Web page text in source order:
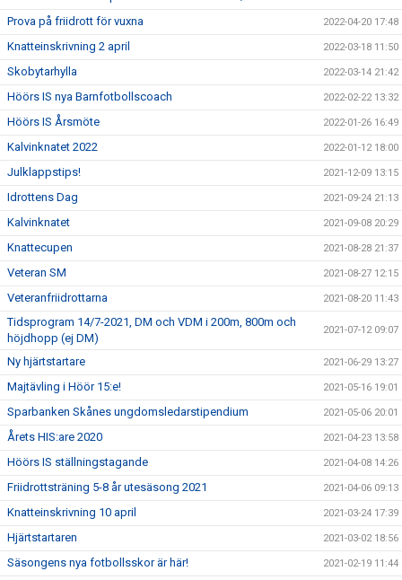
Prova på friidrott för vuxna 2022-04-20 17:48
Knatteinskrivning 2 april 2022-03-18 11:50
Skobytarhylla 2022-03-14 21:42
Höörs IS nya Barnfotbollscoach 2022-02-22 13:32
Höörs IS Årsmöte 2022-01-26 16:49
Kalvinknatet 2022 2022-01-12 18:00
Julklappstips! 2021-12-09 13:15
Idrottens Dag 2021-09-24 21:13
Kalvinknatet 2021-09-08 20:29
Knattecupen 2021-08-28 21:37
Veteran SM 2021-08-27 12:15
Veteranfriidrottarna 2021-08-20 11:43
Tidsprogram 14/7-2021, DM och VDM i 200m, 800m och
höjdhopp (ej DM)
2021-07-12 09:07
Ny hjärtstartare 2021-06-29 13:27
Majtävling i Höör 15:e! 2021-05-16 19:01
Sparbanken Skånes ungdomsledarstipendium 2021-05-06 20:01
Årets HIS:are 2020 2021-04-23 13:58
Höörs IS ställningstagande 2021-04-08 14:26
Friidrottsträning 5-8 år utesäsong 2021 2021-04-06 09:13
Knatteinskrivning 10 april 2021-03-24 17:39
Hjärtstartaren 2021-03-02 18:56
Säsongens nya fotbollsskor är här! 2021-02-19 11:44